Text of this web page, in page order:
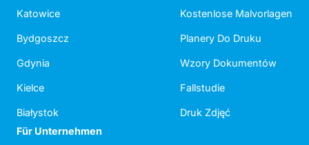
Katowice
Bydgoszcz
Gdynia
Kielce
Białystok
Kostenlose Malvorlagen
Planery Do Druku
Wzory Dokumentów
Fallstudie
Druk Zdjęć
Für Unternehmen